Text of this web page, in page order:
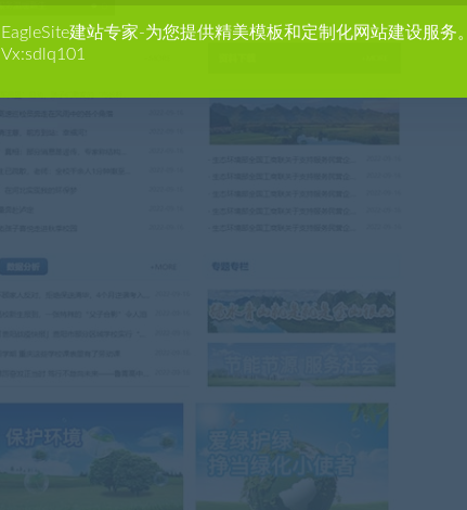
EagleSite建站专家-为您提供精美模板和定制化网站建设服务。
Vx:sdlq101